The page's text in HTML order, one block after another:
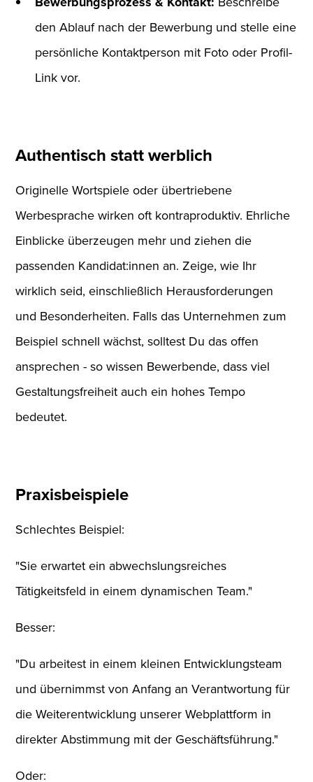
den Ablauf nach der Bewerbung und stelle eine
persönliche Kontaktperson mit Foto oder Profil-
Link vor.
Authentisch statt werblich
Originelle Wortspiele oder übertriebene
Werbesprache wirken oft kontraproduktiv. Ehrliche
Einblicke überzeugen mehr und ziehen die
passenden Kandidat:innen an. Zeige, wie Ihr
wirklich seid, einschließlich Herausforderungen
und Besonderheiten. Falls das Unternehmen zum
Beispiel schnell wächst, solltest Du das offen
ansprechen - so wissen Bewerbende, dass viel
Gestaltungsfreiheit auch ein hohes Tempo
bedeutet.
Praxisbeispiele
Schlechtes Beispiel:
"Sie erwartet ein abwechslungsreiches
Tätigkeitsfeld in einem dynamischen Team."
Besser:
"Du arbeitest in einem kleinen Entwicklungsteam
und übernimmst von Anfang an Verantwortung für
die Weiterentwicklung unserer Webplattform in
direkter Abstimmung mit der Geschäftsführung."
Oder: